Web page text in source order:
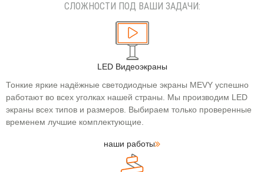
СЛОЖНОСТИ ПОД ВАШИ ЗАДАЧИ:
LED Видеоэкраны
Тонкие яркие надёжные светодиодные экраны MEVY успешно
работают во всех уголках нашей страны. Мы производим LED
экраны всех типов и размеров. Выбираем только проверенные
временем лучшие комплектующие.
наши работы